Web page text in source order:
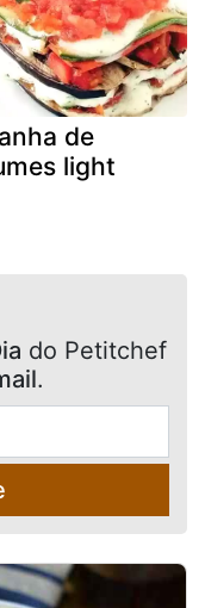
de
light
do Petitchef
.